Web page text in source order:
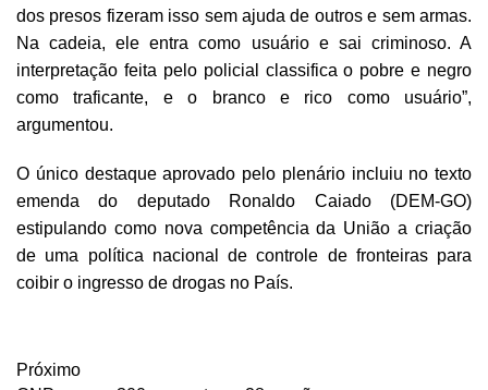
dos presos fizeram isso sem ajuda de outros e sem armas.
Na cadeia, ele entra como usuário e sai criminoso. A
interpretação feita pelo policial classifica o pobre e negro
como traficante, e o branco e rico como usuário”,
argumentou.
O único destaque aprovado pelo plenário incluiu no texto
emenda do deputado Ronaldo Caiado (DEM-GO)
estipulando como nova competência da União a criação
de uma política nacional de controle de fronteiras para
coibir o ingresso de drogas no País.
Próximo